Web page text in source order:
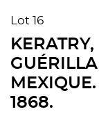
Lot 16
1868.